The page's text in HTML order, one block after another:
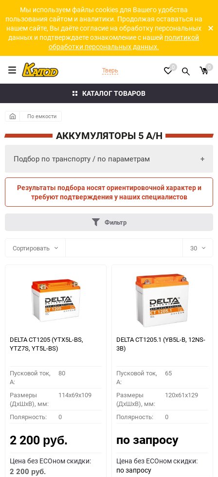
Мы используем файлы cookies для Вашего удобства
пользования сайтом и аналитики. Продолжая оставаться на
нашем сайте, Вы даёте согласие на обработку персональных
данных и подтверждаете ознакомление с нашей политикой
обработки персональных данных.
КАТАЛОГ ТОВАРОВ
Тверь 0 0
По емкости
АККУМУЛЯТОРЫ 5 A/H
Подбор по транспорту / по параметрам
ПО ТРАНСПОРТУ ПО ПАРАМЕТРАМ
ПОДОБРАТЬ
Как определить полярность?
0 - обратная 1 - прямая 3 - обратная 4 - прямая
Результаты подбора носят ориентировочной характер и
требуют подтверждения у наших специалистов
Фильтр
Сортировать 30
30
90
DELTA CT1205 (YTX5L-BS,
YTZ7S, YT5L-BS)
Пусковой ток,
A:
80
Размеры
(ДхШхВ), мм:
114x69x109
Полярность: 0
2 200 руб.
Цена без ECOном скидки:
2 200 руб.
DELTA CT1205.1 (YB5L-B, 12NS-
3B)
Пусковой ток,
A:
65
Размеры
(ДхШхВ), мм:
120x61x129
Полярность: 0
по запросу
Цена без ECOном скидки:
по запросу